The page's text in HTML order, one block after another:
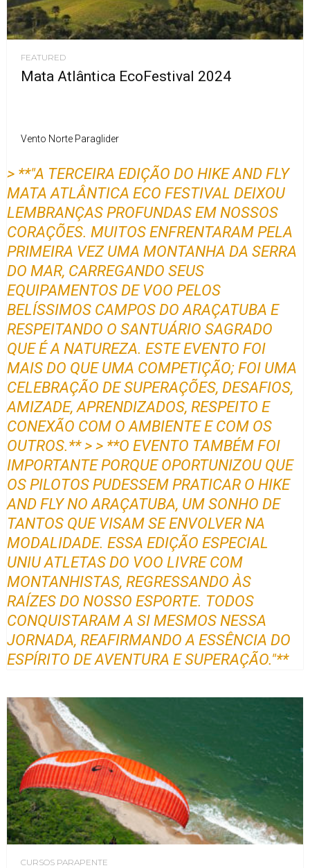
FEATURED
Mata Atlântica EcoFestival 2024
Vento Norte Paraglider
> **"A TERCEIRA EDIÇÃO DO HIKE AND FLY
MATA ATLÂNTICA ECO FESTIVAL DEIXOU
LEMBRANÇAS PROFUNDAS EM NOSSOS
CORAÇÕES. MUITOS ENFRENTARAM PELA
PRIMEIRA VEZ UMA MONTANHA DA SERRA
DO MAR, CARREGANDO SEUS
EQUIPAMENTOS DE VOO PELOS
BELÍSSIMOS CAMPOS DO ARAÇATUBA E
RESPEITANDO O SANTUÁRIO SAGRADO
QUE É A NATUREZA. ESTE EVENTO FOI
MAIS DO QUE UMA COMPETIÇÃO; FOI UMA
CELEBRAÇÃO DE SUPERAÇÕES, DESAFIOS,
AMIZADE, APRENDIZADOS, RESPEITO E
CONEXÃO COM O AMBIENTE E COM OS
OUTROS.** > > **O EVENTO TAMBÉM FOI
IMPORTANTE PORQUE OPORTUNIZOU QUE
OS PILOTOS PUDESSEM PRATICAR O HIKE
AND FLY NO ARAÇATUBA, UM SONHO DE
TANTOS QUE VISAM SE ENVOLVER NA
MODALIDADE. ESSA EDIÇÃO ESPECIAL
UNIU ATLETAS DO VOO LIVRE COM
MONTANHISTAS, REGRESSANDO ÀS
RAÍZES DO NOSSO ESPORTE. TODOS
CONQUISTARAM A SI MESMOS NESSA
JORNADA, REAFIRMANDO A ESSÊNCIA DO
ESPÍRITO DE AVENTURA E SUPERAÇÃO."**
CURSOS PARAPENTE